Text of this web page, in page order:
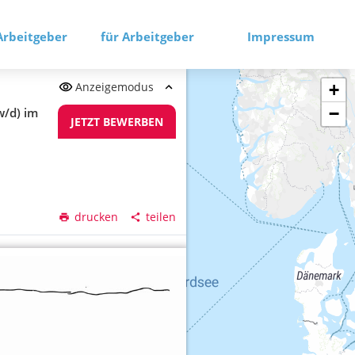
für Arbeitgeber Impressum
Anzeigemodus
d) im
JETZT BEWERBEN
drucken teilen
+
−